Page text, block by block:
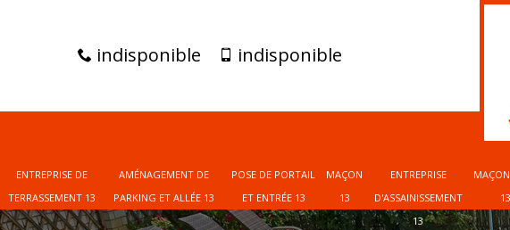
indisponible indisponible
ENTREPRISE DE
TERRASSEMENT 13
AMÉNAGEMENT DE
PARKING ET ALLÉE 13
POSE DE PORTAIL
ET ENTRÉE 13
MAÇON
13
ENTREPRISE
D'ASSAINISSEMENT
13
13